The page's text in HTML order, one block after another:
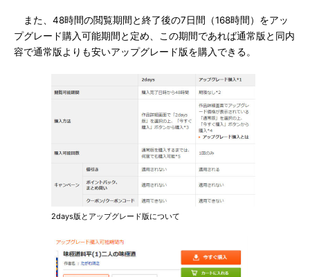
また、48時間の閲覧期間と終了後の7日間（168時間）をアッ
プグレード購入可能期間と定め、この期間であれば通常版と同内
容で通常版よりも安いアップグレード版を購入できる。
2days版とアップグレード版について